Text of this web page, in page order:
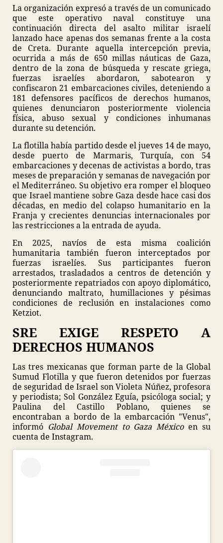
La organización expresó a través de un comunicado
que este operativo naval constituye una
continuación directa del asalto militar israelí
lanzado hace apenas dos semanas frente a la costa
de Creta. Durante aquella intercepción previa,
ocurrida a más de 650 millas náuticas de Gaza,
dentro de la zona de búsqueda y rescate griega,
fuerzas israelíes abordaron, sabotearon y
confiscaron 21 embarcaciones civiles, deteniendo a
181 defensores pacíficos de derechos humanos,
quienes denunciaron posteriormente violencia
física, abuso sexual y condiciones inhumanas
durante su detención.
La flotilla había partido desde el jueves 14 de mayo,
desde puerto de Marmaris, Turquía, con 54
embarcaciones y decenas de activistas a bordo, tras
meses de preparación y semanas de navegación por
el Mediterráneo. Su objetivo era romper el bloqueo
que Israel mantiene sobre Gaza desde hace casi dos
décadas, en medio del colapso humanitario en la
Franja y crecientes denuncias internacionales por
las restricciones a la entrada de ayuda.
En 2025, navíos de esta misma coalición
humanitaria también fueron interceptados por
fuerzas israelíes. Sus participantes fueron
arrestados, trasladados a centros de detención y
posteriormente repatriados con apoyo diplomático,
denunciando maltrato, humillaciones y pésimas
condiciones de reclusión en instalaciones como
Ketziot.
SRE EXIGE RESPETO A
DERECHOS HUMANOS
Las tres mexicanas que forman parte de la Global
Sumud Flotilla y que fueron detenidos por fuerzas
de seguridad de Israel son Violeta Núñez, profesora
y periodista; Sol González Eguía, psicóloga social; y
Paulina del Castillo Poblano, quienes se
encontraban a bordo de la embarcación "Venus",
informó Global Movement to Gaza Méxicoen su
cuenta de Instagram.